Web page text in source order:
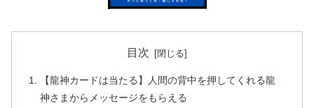
目次
【龍神カードは当たる】人間の背中を押してくれる龍
神さまからメッセージをもらえる